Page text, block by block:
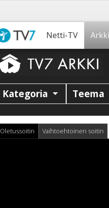
Netti-TV Arkki
Kategoria Teema
Oletussoitin Vaihtoehtoinen soitin